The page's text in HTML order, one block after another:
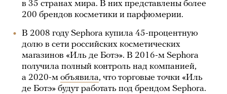
в 35 странах мира. В них представлены более
200 брендов косметики и парфюмерии.
В 2008 году Sephora купила 45-процентную
долю в сети российских косметических
магазинов «Иль де Ботэ». В 2016-м Sephora
получила полный контроль над компанией,
а 2020-м объявила, что торговые точки «Иль
де Ботэ» будут работать под брендом Sephora.